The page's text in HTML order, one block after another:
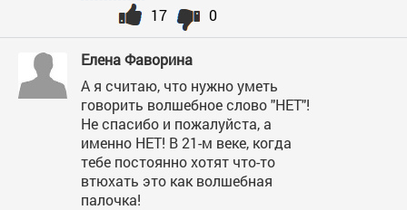
0
17
Елена Фаворина
А я считаю, что нужно уметь
говорить волшебное слово "НЕТ"!
Не спасибо и пожалуйста, а
именно НЕТ! В 21-м веке, когда
тебе постоянно хотят что-то
втюхать это как волшебная
палочка!